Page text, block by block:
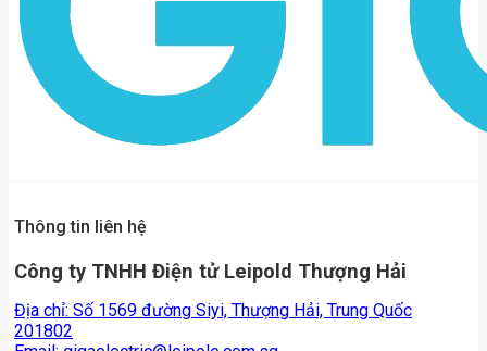
Thông tin liên hệ
Công ty TNHH Điện tử Leipold Thượng Hải
Địa chỉ: Số 1569 đường Siyi, Thượng Hải, Trung Quốc
201802